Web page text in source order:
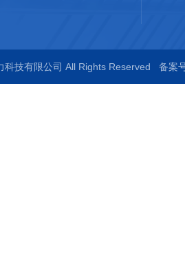
科技有限公司 All Rights Reserved 备案